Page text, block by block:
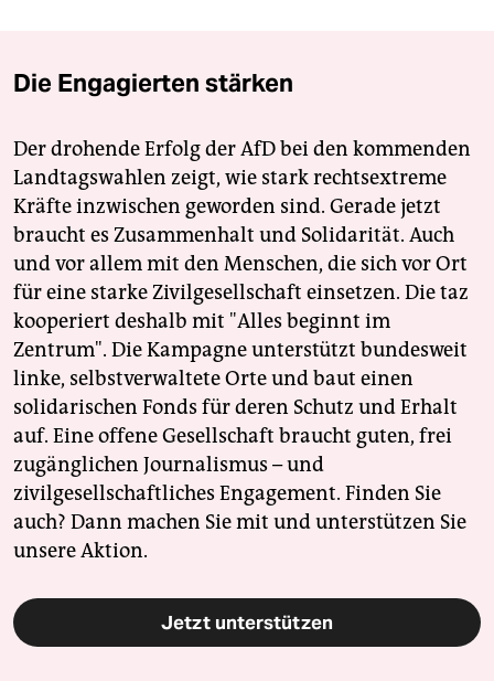
Die Engagierten stärken
Der drohende Erfolg der AfD bei den kommenden
Landtagswahlen zeigt, wie stark rechtsextreme
Kräfte inzwischen geworden sind. Gerade jetzt
braucht es Zusammenhalt und Solidarität. Auch
und vor allem mit den Menschen, die sich vor Ort
für eine starke Zivilgesellschaft einsetzen. Die taz
kooperiert deshalb mit "Alles beginnt im
Zentrum". Die Kampagne unterstützt bundesweit
linke, selbstverwaltete Orte und baut einen
solidarischen Fonds für deren Schutz und Erhalt
auf. Eine offene Gesellschaft braucht guten, frei
zugänglichen Journalismus – und
zivilgesellschaftliches Engagement. Finden Sie
auch? Dann machen Sie mit und unterstützen Sie
unsere Aktion.
Jetzt unterstützen